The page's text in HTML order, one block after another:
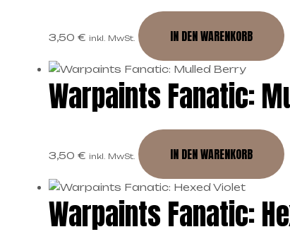
3,50 € inkl. MwSt. IN DEN WARENKORB
Warpaints Fanatic:
3,50 € inkl. MwSt. IN DEN WARENKORB
Warpaints Fanatic: